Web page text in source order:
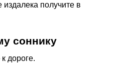
получите в
соннику
дороге.